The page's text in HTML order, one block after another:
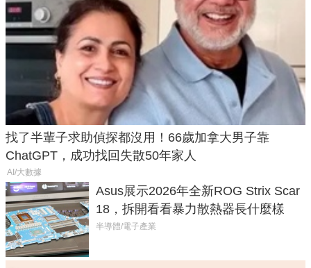
找了半輩子求助偵探都沒用！66歲加拿大男子靠
ChatGPT，成功找回失散50年家人
AI/大數據
Asus展示2026年全新ROG Strix Scar
18，拆開看看暴力散熱器長什麼樣
半導體/電子產業